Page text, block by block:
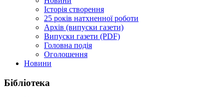
Історія створення
25 років натхненної роботи
Архів (випуски газети)
Випуски газети (PDF)
Головна подія
Оголошення
Новини
Бібліотека